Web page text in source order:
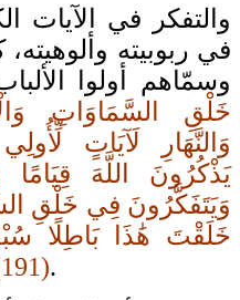
والتفكر في الآيات
في ربوبيته
وسمّاهم أولوا
خَلْقِ السَّمَاوَاتِ
يَذْكُرُونَ اللَّهَ
وَيَتَفَكَّرُونَ فِي خَلْقِ
خَلَقْتَ هَٰذَا بَاطِلًا
(191)﴾[آل عمران:191،190].